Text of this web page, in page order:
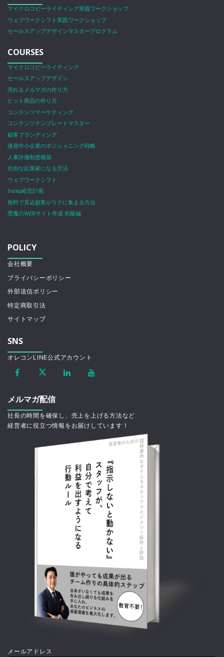
マイクロコピーライティング実践ワークショップ
ウェブワークシフト実践ワークショップ
セールスアップデザインマスタープログラム
COURSES
マイクロコピーライティング
セールスアップデザイン
売れるメルマガの作り方
ヒット商品の作り方
コンテンツマーケティング
コンテンツテンプレートマスター
顧客ブランディング
後発中小企業のポジショニング戦略
人事評価制度構築
自由な起業家になる方法
ウェブワークシフト
9step経営計画
無料で見込顧客がラクに集まる方法
悪魔のWEBサイト作成 初級編
POLICY
会社概要
プライバシーポリシー
外部送信ポリシー
特定商取引法
サイトマップ
SNS
オレコンLINE公式アカウント
メルマガ配信
社長の時間を確保し、売上を上げる方法など
経営者に役立つ情報をお届けしています！
メールアドレス *